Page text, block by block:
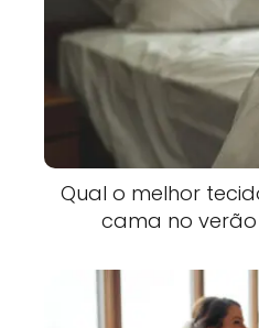
Qual o melhor
cama no verão